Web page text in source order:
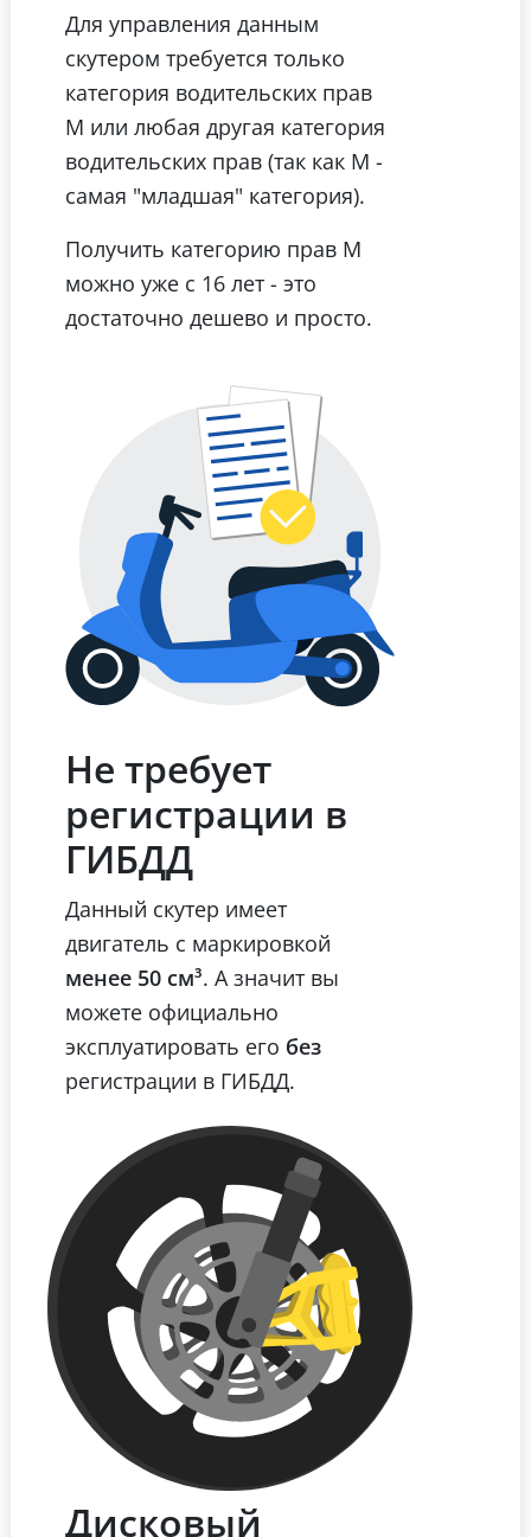
Для управления данным
скутером требуется только
категория водительских прав
М или любая другая категория
водительских прав (так как М -
самая "младшая" категория).
Получить категорию прав М
можно уже с 16 лет - это
достаточно дешево и просто.
Не требует
регистрации в
ГИБДД
Данный скутер имеет
двигатель с маркировкой
менее 50 см³. А значит вы
можете официально
эксплуатировать его без
регистрации в ГИБДД.
Дисковый